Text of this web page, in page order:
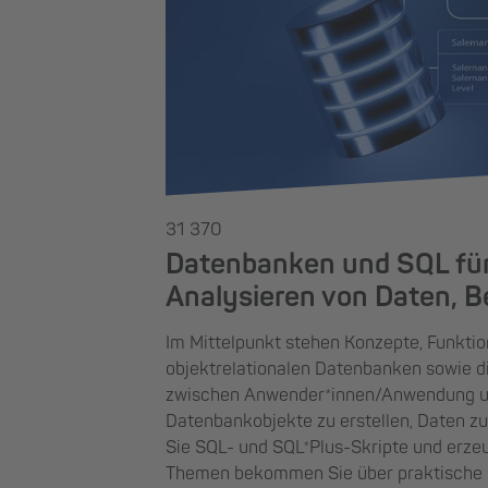
31 370
Datenbanken und SQL
Analysieren von Daten,
Im Mittelpunkt stehen Konzepte,
objektrelationalen Datenbanken sowie
zwischen Anwender*innen/Anwendung
Datenbankobjekte zu erstellen, Daten
Sie SQL- und SQL*Plus-Skripte und
Themen bekommen Sie über